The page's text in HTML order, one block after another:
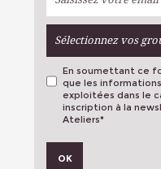
Sélectionnez vos
Métiers D'art
En soumettant ce
que les
exploitées dans le
inscription à la
Ateliers*
OK